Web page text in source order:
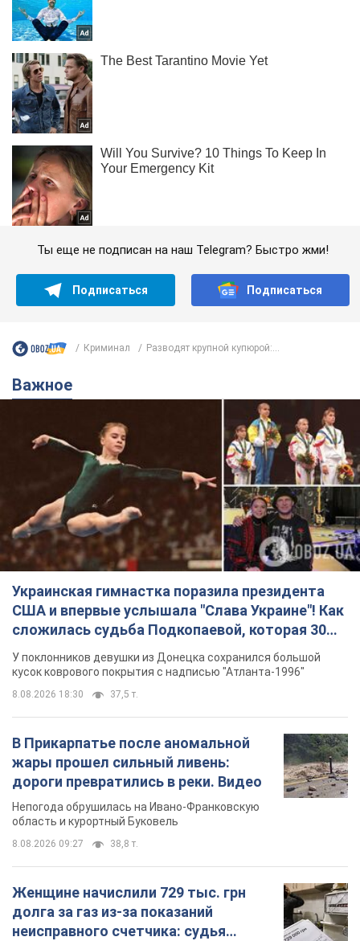
Ты еще не подписан на наш Telegram? Быстро жми!
Подписаться Подписаться
Криминал Разводят крупной купюрой:...
Важное
Украинская гимнастка поразила президента
США и впервые услышала "Слава Украине"! Как
сложилась судьба Подкопаевой, которая 30
лет назад завоевала "золото" Олимпиады
У поклонников девушки из Донецка сохранился большой
кусок коврового покрытия с надписью "Атланта-1996"
8.08.2026 18:30 37,5 т.
В Прикарпатье после аномальной
жары прошел сильный ливень:
дороги превратились в реки. Видео
Непогода обрушилась на Ивано-Франковскую
область и курортный Буковель
8.08.2026 09:27 38,8 т.
Женщине начислили 729 тыс. грн
долга за газ из-за показаний
неисправного счетчика: судья